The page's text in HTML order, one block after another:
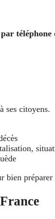
ses citoyens.
bien